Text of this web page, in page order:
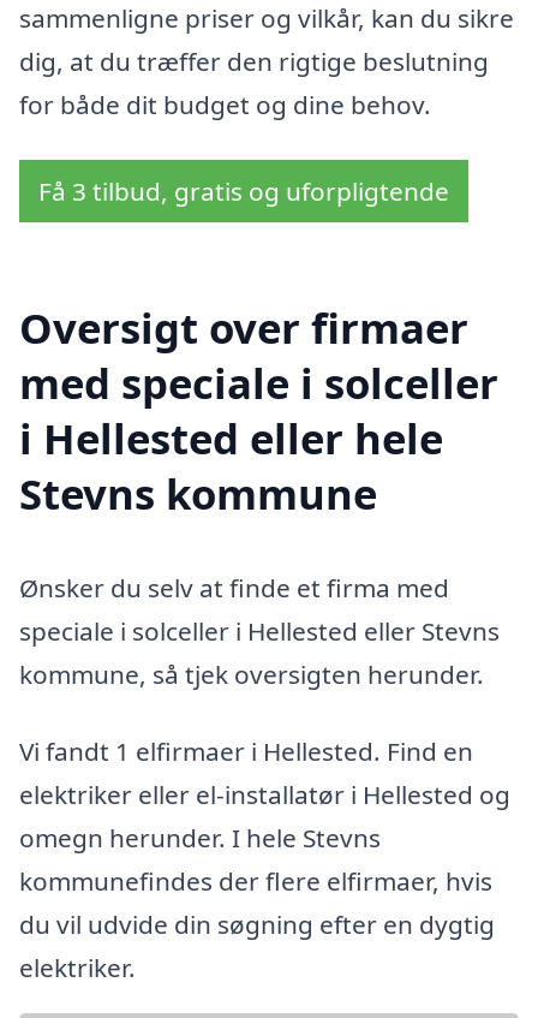
sammenligne priser og vilkår, kan du sikre
dig, at du træffer den rigtige beslutning
for både dit budget og dine behov.
Få 3 tilbud, gratis og uforpligtende
Oversigt over firmaer
med speciale i solceller
i Hellested eller hele
Stevns kommune
Ønsker du selv at finde et firma med
speciale i solceller i Hellested eller Stevns
kommune, så tjek oversigten herunder.
Vi fandt 1 elfirmaer i Hellested. Find en
elektriker eller el-installatør i Hellested og
omegn herunder. I hele Stevns
kommunefindes der flere elfirmaer, hvis
du vil udvide din søgning efter en dygtig
elektriker.